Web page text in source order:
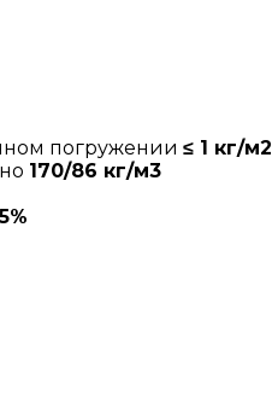
погружении ≤ 1 кг/м2
170/86 кг/м3